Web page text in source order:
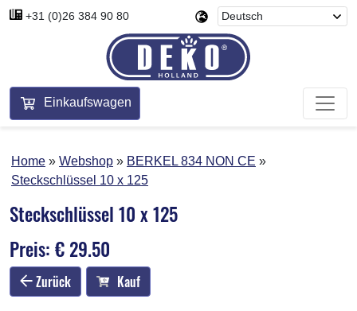
+31 (0)26 384 90 80
Einkaufswagen
Home Webshop
BERKEL 834 NON CE
Steckschlüssel 10 x 125
Steckschlüssel 10 x 125
Preis: € 29.50
Zurück Kauf